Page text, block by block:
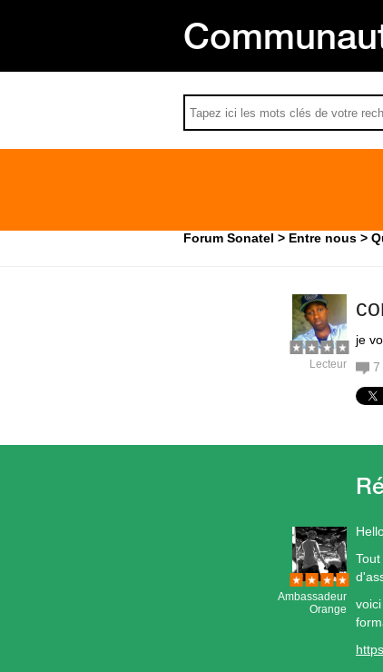
Forum Sonatel Entre nous
je
Lecteur 7
Ambassadeur
Orange